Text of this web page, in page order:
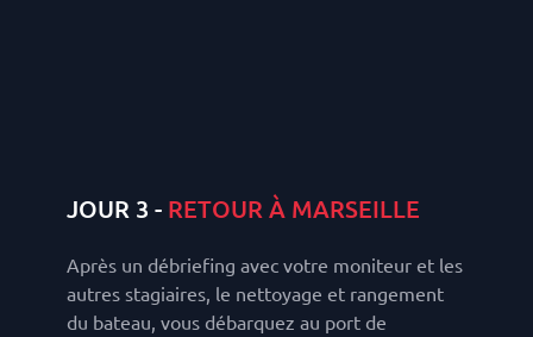
JOUR 3 - RETOUR À MARSEILLE
Après un débriefing avec votre moniteur et les
autres stagiaires, le nettoyage et rangement
du bateau, vous débarquez au port de